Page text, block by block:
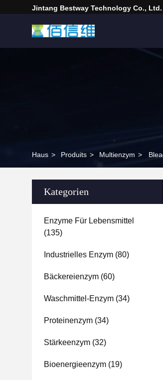
Jintang Bestway Technology Co., Ltd.
Haus > Produits > Multienzym >
Kategorien
Enzyme Für Lebensmittel
(135)
Industrielles Enzym (80)
Bäckereienzym (60)
Waschmittel-Enzym (34)
Proteinenzym (34)
Stärkeenzym (32)
Bioenergieenzym (19)